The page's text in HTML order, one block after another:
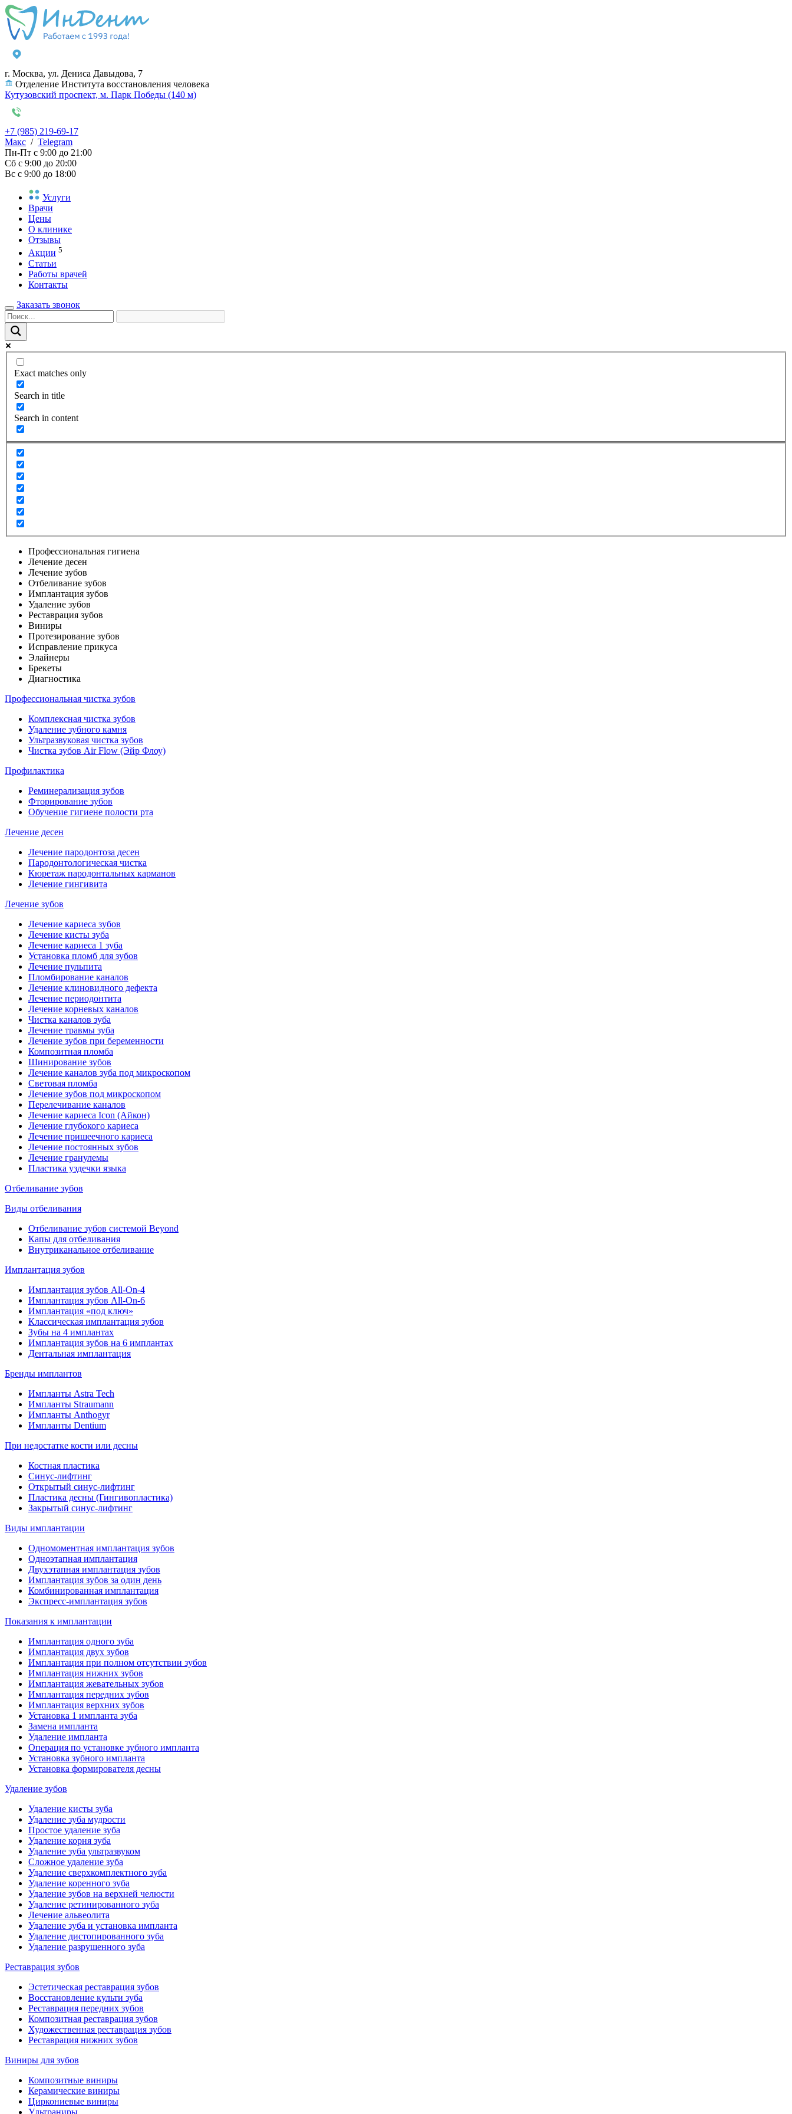
г. Москва, ул. Дениса Давыдова, 7
Отделение Института восстановления человека
Кутузовский проспект, м. Парк Победы (140 м)
+7 (985) 219-69-17
Макс / Telegram
Пн-Пт с 9:00 до 21:00
Сб с 9:00 до 20:00
Вс с 9:00 до 18:00
Услуги
Врачи
Цены
О клинике
Отзывы
Акции 5
Статьи
Работы врачей
Контакты
Заказать звонок
Exact matches only
Search in title
Search in content
Профессиональная гигиена
Лечение десен
Лечение зубов
Отбеливание зубов
Имплантация зубов
Удаление зубов
Реставрация зубов
Виниры
Протезирование зубов
Исправление прикуса
Элайнеры
Брекеты
Диагностика
Профессиональная чистка зубов
Комплексная чистка зубов
Удаление зубного камня
Ультразвуковая чистка зубов
Чистка зубов Air Flow (Эйр Флоу)
Профилактика
Реминерализация зубов
Фторирование зубов
Обучение гигиене полости рта
Лечение десен
Лечение пародонтоза десен
Пародонтологическая чистка
Кюретаж пародонтальных карманов
Лечение гингивита
Лечение зубов
Лечение кариеса зубов
Лечение кисты зуба
Лечение кариеса 1 зуба
Установка пломб для зубов
Лечение пульпита
Пломбирование каналов
Лечение клиновидного дефекта
Лечение периодонтита
Лечение корневых каналов
Чистка каналов зуба
Лечение травмы зуба
Лечение зубов при беременности
Композитная пломба
Шинирование зубов
Лечение каналов зуба под микроскопом
Световая пломба
Лечение зубов под микроскопом
Перелечивание каналов
Лечение кариеса Icon (Айкон)
Лечение глубокого кариеса
Лечение пришеечного кариеса
Лечение постоянных зубов
Лечение гранулемы
Пластика уздечки языка
Отбеливание зубов
Виды отбеливания
Отбеливание зубов системой Beyond
Капы для отбеливания
Внутриканальное отбеливание
Имплантация зубов
Имплантация зубов All-On-4
Имплантация зубов All-On-6
Имплантация «под ключ»
Классическая имплантация зубов
Зубы на 4 имплантах
Имплантация зубов на 6 имплантах
Дентальная имплантация
Бренды имплантов
Импланты Astra Tech
Импланты Straumann
Импланты Anthogyr
Импланты Dentium
При недостатке кости или десны
Костная пластика
Синус-лифтинг
Открытый синус-лифтинг
Пластика десны (Гингивопластика)
Закрытый синус-лифтинг
Виды имплантации
Одномоментная имплантация зубов
Одноэтапная имплантация
Двухэтапная имплантация зубов
Имплантация зубов за один день
Комбинированная имплантация
Экспресс-имплантация зубов
Показания к имплантации
Имплантация одного зуба
Имплантация двух зубов
Имплантация при полном отсутствии зубов
Имплантация нижних зубов
Имплантация жевательных зубов
Имплантация передних зубов
Имплантация верхних зубов
Установка 1 импланта зуба
Замена импланта
Удаление импланта
Операция по установке зубного импланта
Установка зубного импланта
Установка формирователя десны
Удаление зубов
Удаление кисты зуба
Удаление зуба мудрости
Простое удаление зуба
Удаление корня зуба
Удаление зуба ультразвуком
Сложное удаление зуба
Удаление сверхкомплектного зуба
Удаление коренного зуба
Удаление зубов на верхней челюсти
Удаление ретинированного зуба
Лечение альвеолита
Удаление зуба и установка импланта
Удаление дистопированного зуба
Удаление разрушенного зуба
Реставрация зубов
Эстетическая реставрация зубов
Восстановление культи зуба
Реставрация передних зубов
Композитная реставрация зубов
Художественная реставрация зубов
Реставрация нижних зубов
Виниры для зубов
Композитные виниры
Керамические виниры
Циркониевые виниры
Ультраниры